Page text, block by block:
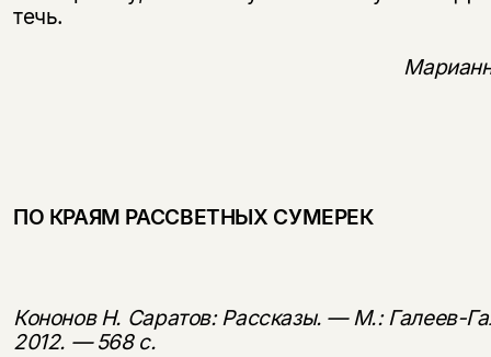
течь.
ПО КРАЯМ РАССВЕТНЫХ СУМЕРЕК
Кононов Н. Саратов: Рассказы. — М.: Галеев-
2012. — 568 с.